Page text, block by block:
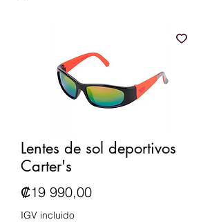
Lentes de sol deportivos
Carter's
₡19 990,00Precio
IGV incluido